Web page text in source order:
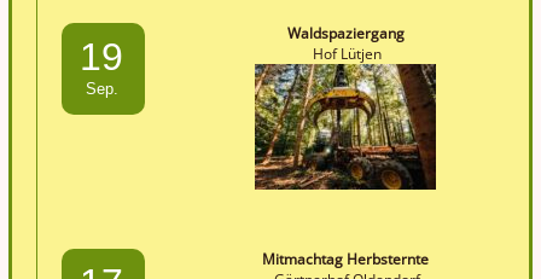
19
Sep.
Waldspaziergang
Hof Lütjen
Mitmachtag Herbsternte